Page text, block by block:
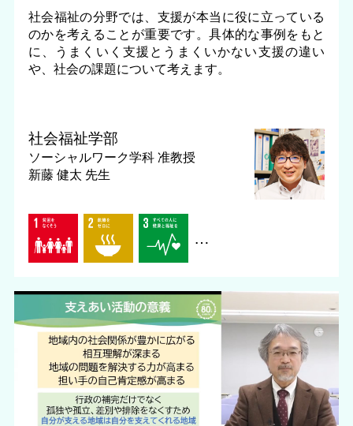
社会福祉の分野では、支援が本当に役に立っている
のかを考えることが重要です。具体的な事例をもと
に、うまくいく支援とうまくいかない支援の違い
や、社会の課題について考えます。
社会福祉学部
ソーシャルワーク学科 准教授
新藤 健太 先生
…